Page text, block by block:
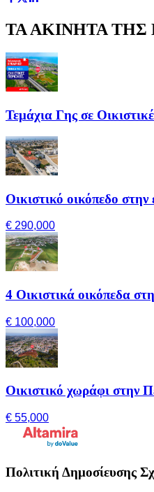
ΤΑ ΑΚΙΝΗΤΑ
Τεμάχια Γης σε
Οικιστικό οικόπεδο
€ 290,000
4 Οικιστικά οικόπεδα
€ 100,000
Οικιστικό χωράφι στην
€ 55,000
Πολιτική Δημοσίευσης